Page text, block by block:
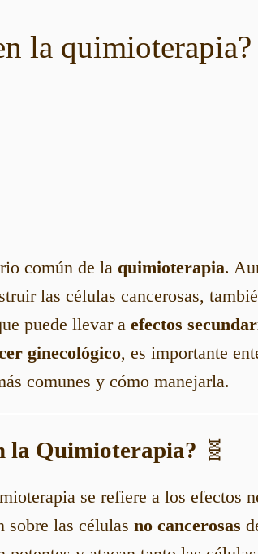
la quimioterapia?
común de la quimioterapia.
las células cancerosas,
puede llevar a efectos
ginecológico, es importante
comunes y cómo manejarla.
la Quimioterapia? 🧬
se refiere a los efectos
sobre las células no cancerosas